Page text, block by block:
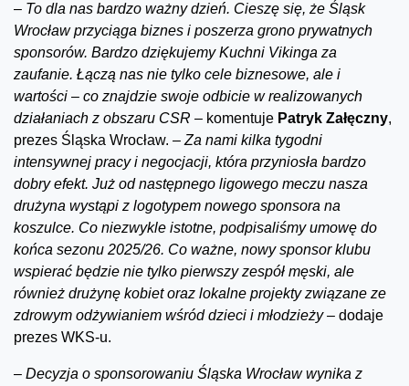
– To dla nas bardzo ważny dzień. Cieszę się, że Śląsk
Wrocław przyciąga biznes i poszerza grono prywatnych
sponsorów. Bardzo dziękujemy Kuchni Vikinga za
zaufanie. Łączą nas nie tylko cele biznesowe, ale i
wartości – co znajdzie swoje odbicie w realizowanych
działaniach z obszaru CSR – komentuje Patryk Załęczny,
prezes Śląska Wrocław. – Za nami kilka tygodni
intensywnej pracy i negocjacji, która przyniosła bardzo
dobry efekt. Już od następnego ligowego meczu nasza
drużyna wystąpi z logotypem nowego sponsora na
koszulce. Co niezwykle istotne, podpisaliśmy umowę do
końca sezonu 2025/26. Co ważne, nowy sponsor klubu
wspierać będzie nie tylko pierwszy zespół męski, ale
również drużynę kobiet oraz lokalne projekty związane ze
zdrowym odżywianiem wśród dzieci i młodzieży – dodaje
prezes WKS-u.
– Decyzja o sponsorowaniu Śląska Wrocław wynika z